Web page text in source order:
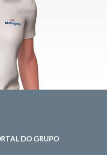
DO GRUPO